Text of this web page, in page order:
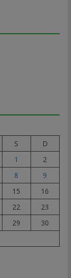
S
D
1
2
8
9
15
16
22
23
29
30